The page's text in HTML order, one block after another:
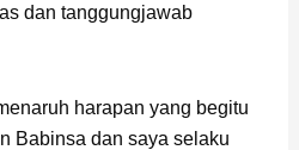
dan tanggungjawab
harapan yang begitu
Babinsa dan saya selaku